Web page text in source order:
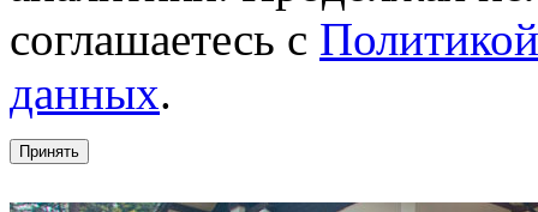
соглашаетесь с
данных.
Принять